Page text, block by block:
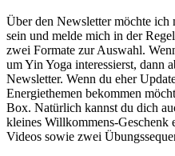
Über den Newsletter möchte
sein und melde mich in der
zwei Formate zur Auswahl.
um Yin Yoga interessierst, dann
Newsletter. Wenn du eher
Energiethemen bekommen
Box. Natürlich kannst du dich
kleines Willkommens-Geschenk
Videos sowie zwei